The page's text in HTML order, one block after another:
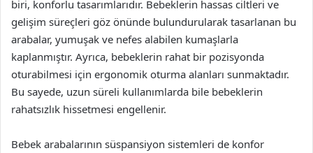
biri, konforlu tasarımlarıdır. Bebeklerin hassas ciltleri ve
gelişim süreçleri göz önünde bulundurularak tasarlanan bu
arabalar, yumuşak ve nefes alabilen kumaşlarla
kaplanmıştır. Ayrıca, bebeklerin rahat bir pozisyonda
oturabilmesi için ergonomik oturma alanları sunmaktadır.
Bu sayede, uzun süreli kullanımlarda bile bebeklerin
rahatsızlık hissetmesi engellenir.
Bebek arabalarının süspansiyon sistemleri de konfor